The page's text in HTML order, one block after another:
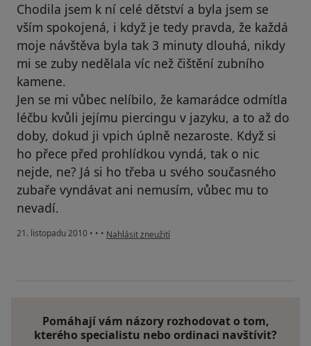
Chodila jsem k ní celé dětství a byla jsem se
vším spokojená, i když je tedy pravda, že každá
moje návštěva byla tak 3 minuty dlouhá, nikdy
mi se zuby nedělala víc než čištění zubního
kamene.
Jen se mi vůbec nelíbilo, že kamarádce odmítla
léčbu kvůli jejímu piercingu v jazyku, a to až do
doby, dokud ji vpich úplně nezaroste. Když si
ho přece před prohlídkou vyndá, tak o nic
nejde, ne? Já si ho třeba u svého současného
zubaře vyndávat ani nemusím, vůbec mu to
nevadí.
21. listopadu 2010 • • • podle názoru uživatele Pacient
Nahlásit zneužití
Pomáhají vám názory rozhodovat o tom,
kterého specialistu nebo ordinaci navštívit?